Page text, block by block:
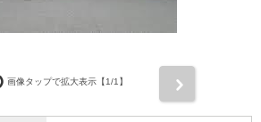
画像タップで拡大表示【1/1】